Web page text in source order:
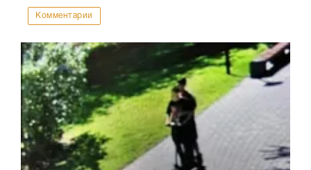
Комментарии